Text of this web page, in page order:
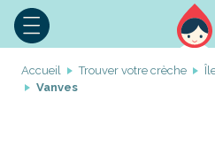
Accueil Trouver votre crèche
Vanves